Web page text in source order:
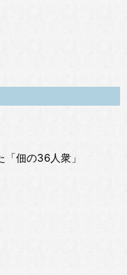
「佃の36人衆」